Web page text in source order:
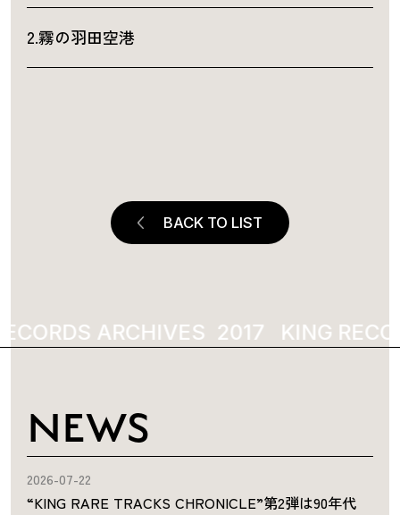
2.霧の羽田空港
BACK TO LIST
ARCHIVES 2017 KING
NEWS
2026-07-22
“KING RARE TRACKS CHRONICLE”第2弾は90年代